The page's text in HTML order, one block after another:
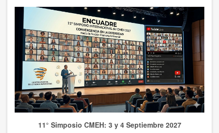
WCHS
TEMAS
Anthrolopogy
Natural sciences
Sciences
Culture11° Simposio CMEH: 3 y 4 Septiembre 2027